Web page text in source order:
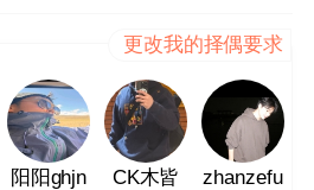
更改我的择偶要求
阳阳ghjn CK木皆 zhanzefu